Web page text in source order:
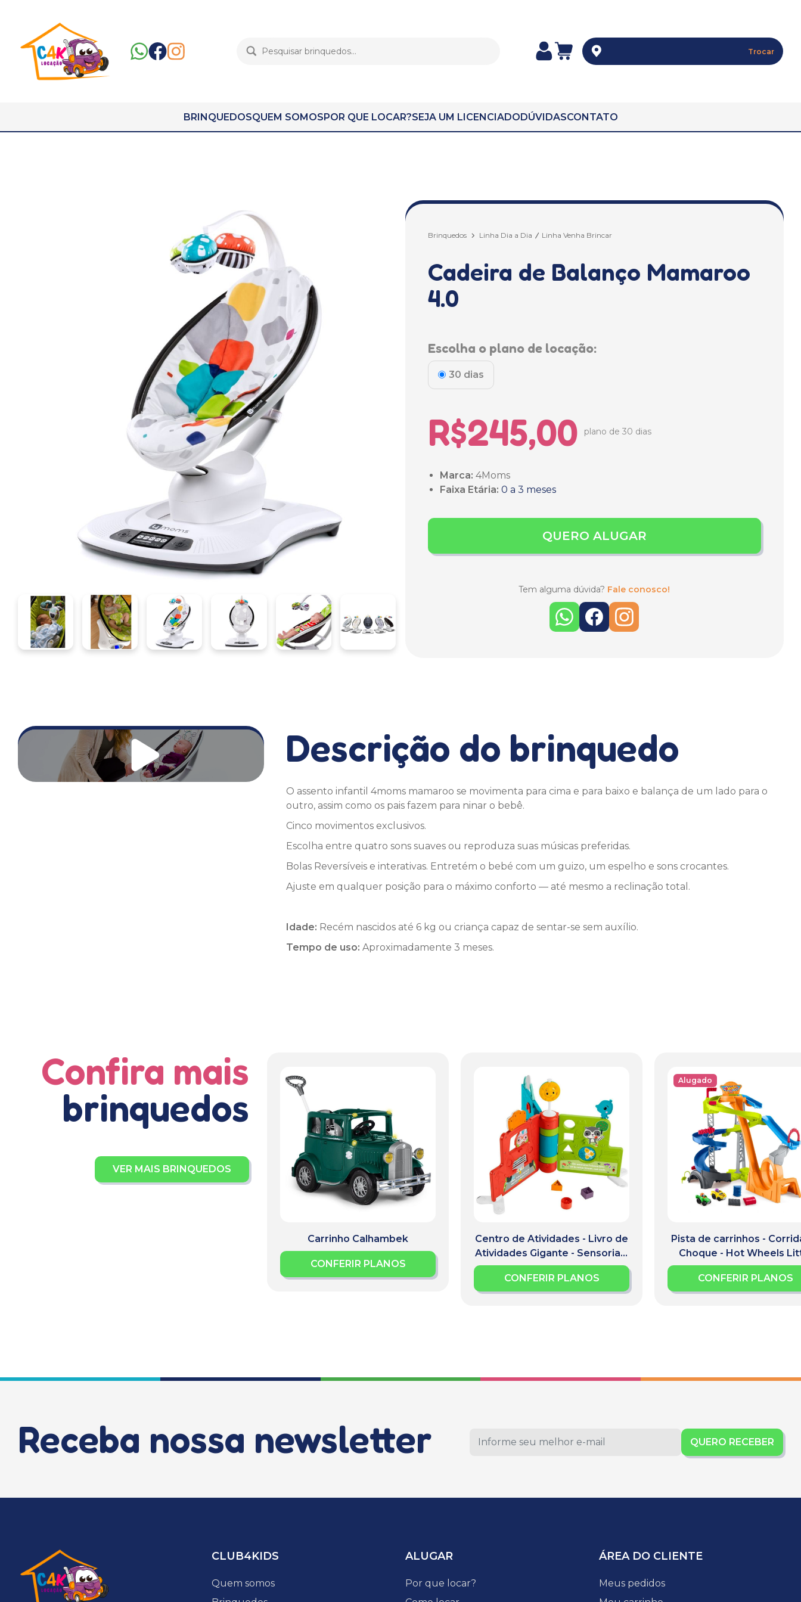
Trocar
BRINQUEDOSQUEM SOMOSPOR QUE LOCAR?SEJA UM LICENCIADODÚVIDASCONTATO
Brinquedos Linha Dia a Dia Linha Venha Brincar
Cadeira de Balanço Mamaroo
4.0
Escolha o plano de locação:
30 dias
R$245,00 plano de 30 dias
Marca: 4Moms
Faixa Etária: 0 a 3 meses
QUERO ALUGAR
Tem alguma dúvida? Fale conosco!
Descrição do brinquedo
O assento infantil 4moms mamaroo se movimenta para cima e para baixo e balança de um lado para o
outro, assim como os pais fazem para ninar o bebê.
Cinco movimentos exclusivos.
Escolha entre quatro sons suaves ou reproduza suas músicas preferidas.
Bolas Reversíveis e interativas. Entretém o bebé com um guizo, um espelho e sons crocantes.
Ajuste em qualquer posição para o máximo conforto — até mesmo a reclinação total.
Idade: Recém nascidos até 6 kg ou criança capaz de sentar-se sem auxílio.
Tempo de uso: Aproximadamente 3 meses.
Confira mais
brinquedos
VER MAIS BRINQUEDOS
Carrinho Calhambek
CONFERIR PLANOS
Centro de Atividades - Livro de
Atividades Gigante - Sensorial -
Motor
CONFERIR PLANOS
Alugado
Pista de carrinhos -
Choque - Hot Wheels
People
CONFERIR PLANOS
Receba nossa newsletter QUERO RECEBER
CLUB4KIDS
Quem somos
ALUGAR
Por que locar?
ÁREA DO CLIENTE
Meus pedidos